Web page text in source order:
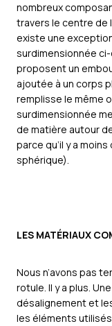
nombreux
travers le centre de
existe une
surdimensionnée
proposent un
ajoutée à un corps
remplisse le même
surdimensionnée
de matière autour
parce qu’il y a
sphérique).
LES MATÉRIAUX
Nous n’avons pas
rotule. Il y a plus.
désalignement et
les éléments